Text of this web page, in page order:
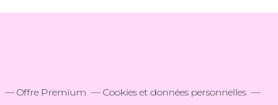
Offre Premium
Cookies et données personnelles